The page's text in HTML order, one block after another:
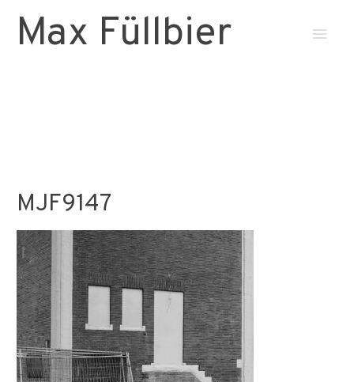
Max Füllbier
MJF9147